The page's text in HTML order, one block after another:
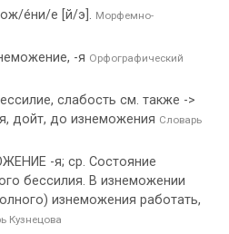
е́ни/е [й/э]. Морфемно-
-я Орфографический
слабость см. также ->
дойт, до изнеможения Словарь
-я; ср. Состояние
бессилия. В изнеможении
изнеможения работать,
Кузнецова